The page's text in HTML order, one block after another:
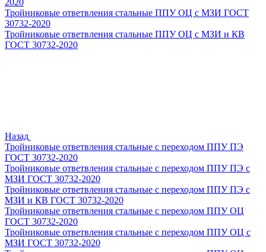
2020
Тройниковые ответвления стальные ППУ ОЦ с МЗИ ГОСТ
30732-2020
Тройниковые ответвления стальные ППУ ОЦ с МЗИ и КВ
ГОСТ 30732-2020
Назад
Тройниковые ответвления стальные с переходом ППУ ПЭ
ГОСТ 30732-2020
Тройниковые ответвления стальные с переходом ППУ ПЭ с
МЗИ ГОСТ 30732-2020
Тройниковые ответвления стальные с переходом ППУ ПЭ с
МЗИ и КВ ГОСТ 30732-2020
Тройниковые ответвления стальные с переходом ППУ ОЦ
ГОСТ 30732-2020
Тройниковые ответвления стальные с переходом ППУ ОЦ с
МЗИ ГОСТ 30732-2020